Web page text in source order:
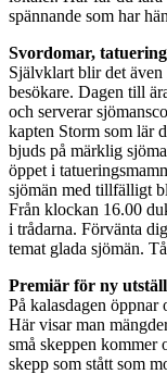
spännande som har
Svordomar,
Självklart blir det även
besökare. Dagen till
och serverar
kapten Storm som lär
bjuds på märklig
öppet i
sjömän med tillfälligt
Från klockan 16.00
i trådarna. Förvänta
temat glada sjömän.
Premiär för ny
På kalasdagen öppnar
Här visar man
små skeppen kommer
skepp som stått som